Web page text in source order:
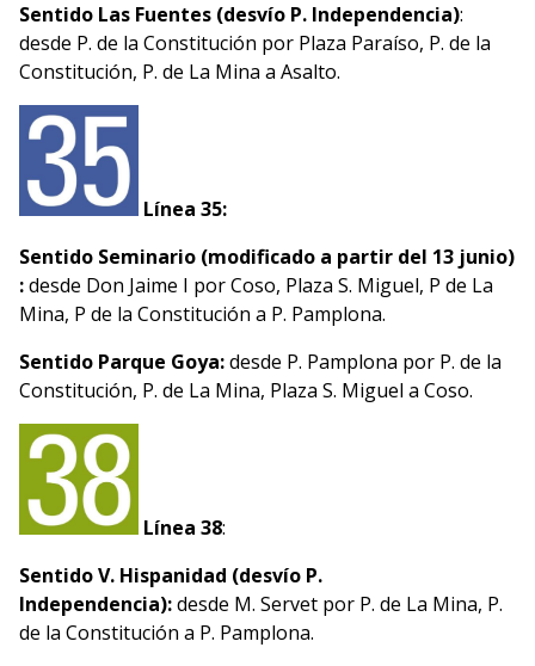
Sentido Las Fuentes (desvío P. Independencia):
desde P. de la Constitución por Plaza Paraíso, P. de la
Constitución, P. de La Mina a Asalto.
Línea 35:
Sentido Seminario (modificado a partir del 13 junio)
:desde Don Jaime I por Coso, Plaza S. Miguel, P de La
Mina, P de la Constitución a P. Pamplona.
Sentido Parque Goya:desde P. Pamplona por P. de la
Constitución, P. de La Mina, Plaza S. Miguel a Coso.
Línea 38:
Sentido V. Hispanidad (desvío P.
Independencia):desde M. Servet por P. de La Mina, P.
de la Constitución a P. Pamplona.